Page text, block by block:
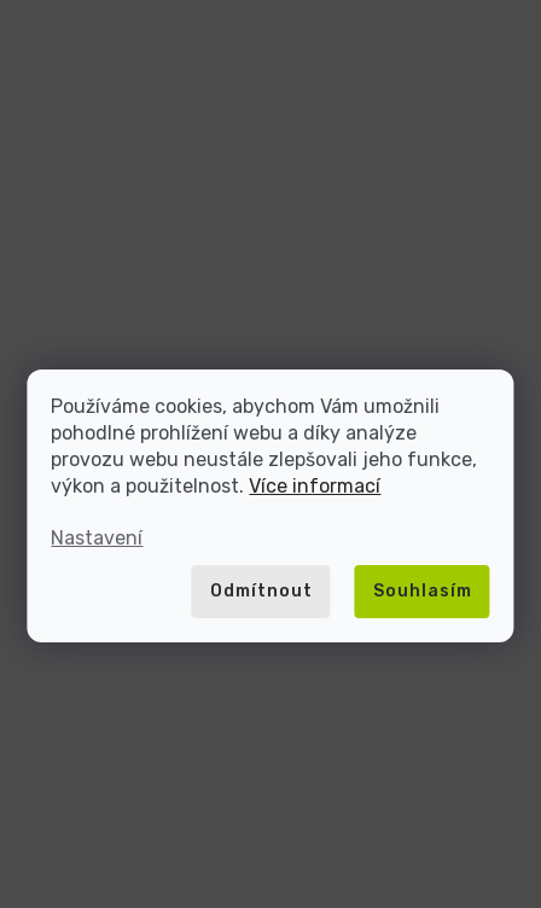
Používáme cookies, abychom Vám umožnili
pohodlné prohlížení webu a díky analýze
provozu webu neustále zlepšovali jeho funkce,
výkon a použitelnost.Více informací
Nastavení
Odmítnout Souhlasím